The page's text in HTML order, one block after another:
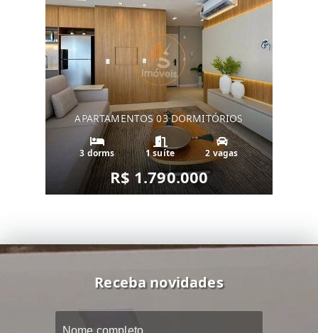
APARTAMENTOS 03 DORMITÓRIOS
3 dorms 1 suíte 2 vagas
R$ 1.790.000
Receba novidades